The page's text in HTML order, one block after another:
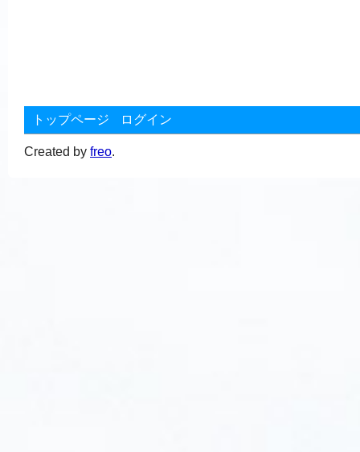
トップページ ログイン
Created by freo.